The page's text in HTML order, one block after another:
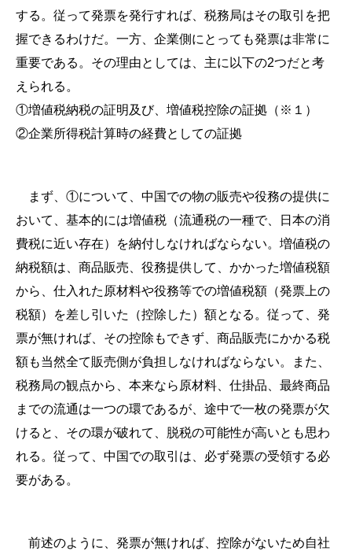
する。従って発票を発行すれば、税務局はその取引を把
握できるわけだ。一方、企業側にとっても発票は非常に
重要である。その理由としては、主に以下の2つだと考
えられる。
①増値税納税の証明及び、増値税控除の証拠（※１）
②企業所得税計算時の経費としての証拠
まず、①について、中国での物の販売や役務の提供に
おいて、基本的には増値税（流通税の一種で、日本の消
費税に近い存在）を納付しなければならない。増値税の
納税額は、商品販売、役務提供して、かかった増値税額
から、仕入れた原材料や役務等での増値税額（発票上の
税額）を差し引いた（控除した）額となる。従って、発
票が無ければ、その控除もできず、商品販売にかかる税
額も当然全て販売側が負担しなければならない。また、
税務局の観点から、本来なら原材料、仕掛品、最終商品
までの流通は一つの環であるが、途中で一枚の発票が欠
けると、その環が破れて、脱税の可能性が高いとも思わ
れる。従って、中国での取引は、必ず発票の受領する必
要がある。
前述のように、発票が無ければ、控除がないため自社